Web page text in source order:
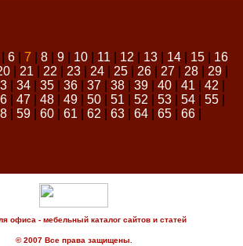
6| 7 8| 9| 10| 11 12 13| 14| 15| 16
| 21 22 23| 24| 25| 26| 27| 28| 29|
| 34| 35| 36| 37| 38| 39| 40| 41 42
| 47| 48| 49| 50| 51 52 53| 54| 55|
| 59| 60| 61 62 63| 64| 65| 66|
офиса - мебельный каталог сайтов и статей
© 2007 Все права защищены.